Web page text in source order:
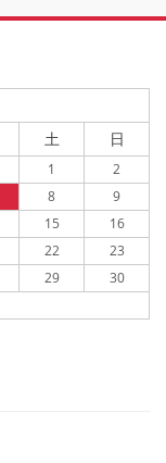
土 日
1
2
8
9
15
16
22
23
29
30